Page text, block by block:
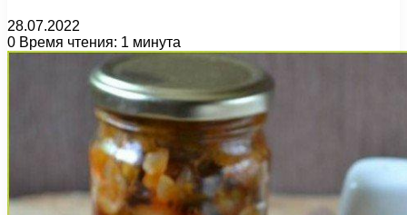
28.07.2022
0 Время чтения: 1 минута